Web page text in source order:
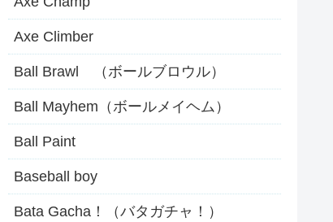
Axe Climber
Ball Brawl （ボールブロウル）
Ball Mayhem（ボールメイヘム）
Ball Paint
Baseball boy
Bata Gacha！（バタガチャ！）